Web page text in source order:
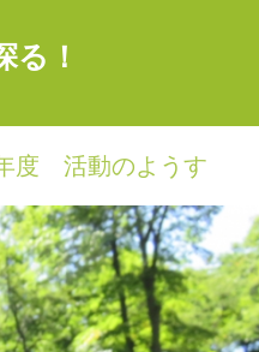
！
度 活動のようす